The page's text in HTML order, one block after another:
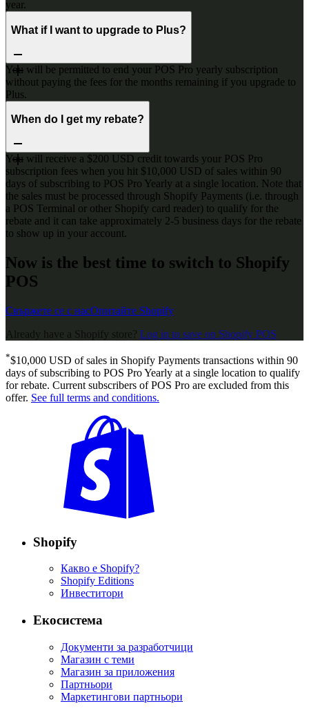
year.
What if I want to upgrade to Plus?
You will be permitted to end your POS Pro yearly subscription
without paying the fees for the months remaining if you upgrade to
Plus.
When do I get my rebate?
You will receive a $200 USD credit towards your POS Pro
subscription fees when you hit $10,000 USD of sales within 90
days of subscribing to POS Pro Yearly at a single location. Note that
the sales must be processed through Shopify Payments (i.e. through
a POS Terminal or other Shopify card reader) to qualify for the
rebate and it can take approximately 2-5 business days for the rebate
to show up in your account.
Now is the best time to switch to Shopify
POS
Свържете се с насОпитайте Shopify
Already have a Shopify store? Log in to save on Shopify POS
*$10,000 USD of sales in Shopify Payments transactions within 90
days of subscribing to POS Pro Yearly at a single location to qualify
for rebate. Current subscribers of POS Pro are excluded from this
offer. See full terms and conditions.
Shopify
Какво е Shopify?
Shopify Editions
Инвеститори
Екосистема
Документи за разработчици
Магазин с теми
Магазин за приложения
Партньори
Маркетингови партньори